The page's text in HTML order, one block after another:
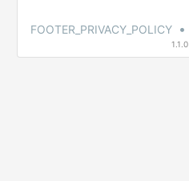
FOOTER_PRIVACY_POLICY •
1.1.0